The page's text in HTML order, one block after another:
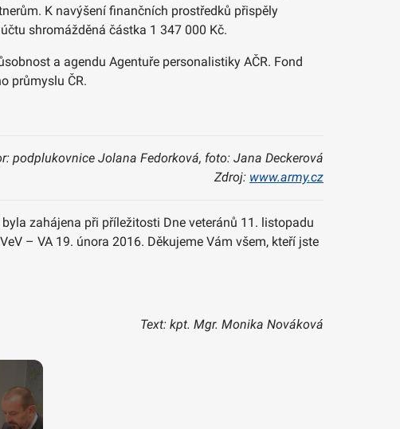
K navýšení finančních prostředků přispěly
shromážděná částka 1 347 000 Kč.
a agendu Agentuře personalistiky AČR. Fond
průmyslu ČR.
podplukovnice Jolana Fedorková, foto: Jana Deckerová
Zdroj: www.army.cz
zahájena při příležitosti Dne veteránů 11. listopadu
– VA 19. února 2016. Děkujeme Vám všem, kteří jste
Text: kpt. Mgr. Monika Nováková